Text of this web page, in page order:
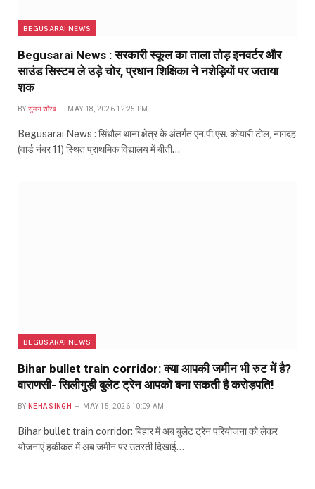
BEGUSARAI NEWS
Begusarai News : सरकारी स्कूल का ताला तोड़ इनवर्टर और
साउंड सिस्टम ले उड़े चोर, प्रधान शिक्षिका ने नशेड़ियों पर जताया
शक
BY सुमन सौरब MAY 18, 2026 12:25 PM
Begusarai News : सिंधौल थाना क्षेत्र के अंतर्गत एन.पी.एस. कोयारी टोल, नागदह
(वार्ड नंबर 11) स्थित प्राथमिक विद्यालय में बीती…
BEGUSARAI NEWS
Bihar bullet train corridor: क्या आपकी जमीन भी रुट में है?
वाराणसी- सिलीगुड़ी बुलेट ट्रेन आपको बना सकती है करोड़पति!
BY NEHA SINGH MAY 15, 2026 10:09 AM
Bihar bullet train corridor: बिहार में अब बुलेट ट्रेन परियोजना को लेकर
योजनाएं हकीकत में अब जमीन पर उतरती दिखाई…